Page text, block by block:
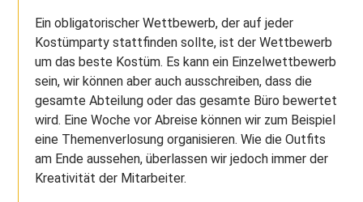
Ein obligatorischer Wettbewerb, der auf jeder
Kostümparty stattfinden sollte, ist der Wettbewerb
um das beste Kostüm. Es kann ein Einzelwettbewerb
sein, wir können aber auch ausschreiben, dass die
gesamte Abteilung oder das gesamte Büro bewertet
wird. Eine Woche vor Abreise können wir zum Beispiel
eine Themenverlosung organisieren. Wie die Outfits
am Ende aussehen, überlassen wir jedoch immer der
Kreativität der Mitarbeiter.